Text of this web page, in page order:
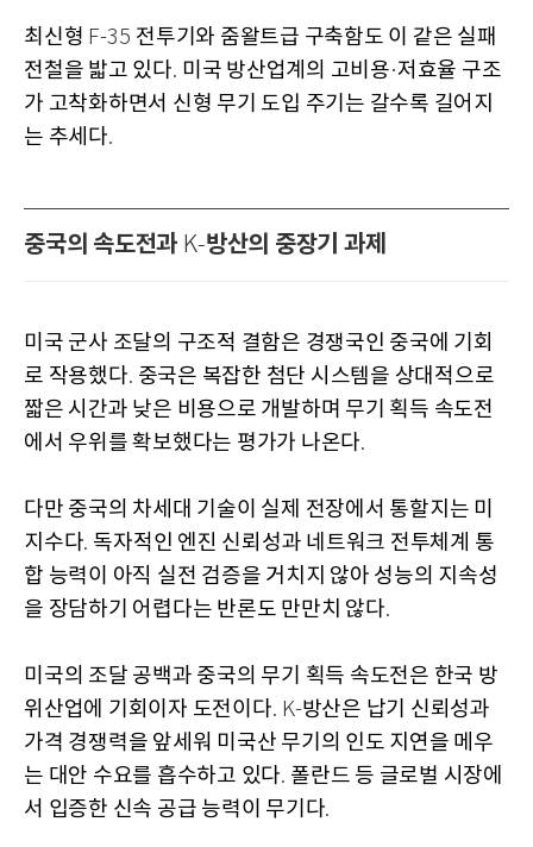
최신형 F-35 전투기와 줌왈트급 구축함도 이 같은 실패
전철을 밟고 있다. 미국 방산업계의 고비용·저효율 구조
가 고착화하면서 신형 무기 도입 주기는 갈수록 길어지
는 추세다.
중국의 속도전과 K-방산의 중장기 과제
미국 군사 조달의 구조적 결함은 경쟁국인 중국에 기회
로 작용했다. 중국은 복잡한 첨단 시스템을 상대적으로
짧은 시간과 낮은 비용으로 개발하며 무기 획득 속도전
에서 우위를 확보했다는 평가가 나온다.
다만 중국의 차세대 기술이 실제 전장에서 통할지는 미
지수다. 독자적인 엔진 신뢰성과 네트워크 전투체계 통
합 능력이 아직 실전 검증을 거치지 않아 성능의 지속성
을 장담하기 어렵다는 반론도 만만치 않다.
미국의 조달 공백과 중국의 무기 획득 속도전은 한국 방
위산업에 기회이자 도전이다. K-방산은 납기 신뢰성과
가격 경쟁력을 앞세워 미국산 무기의 인도 지연을 메우
는 대안 수요를 흡수하고 있다. 폴란드 등 글로벌 시장에
서 입증한 신속 공급 능력이 무기다.